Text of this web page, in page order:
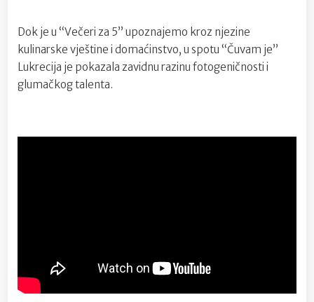
Dok je u “Večeri za 5” upoznajemo kroz njezine
kulinarske vještine i domaćinstvo, u spotu “Čuvam je”
Lukrecija je pokazala zavidnu razinu fotogeničnosti i
glumačkog talenta.